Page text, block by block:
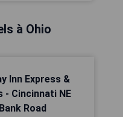
à Ohio
Inn Express &
- Cincinnati NE
Road